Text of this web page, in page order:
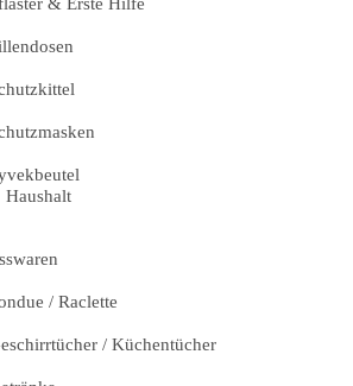
& Erste Hilfe
Haushalt
/ Raclette
/ Küchentücher